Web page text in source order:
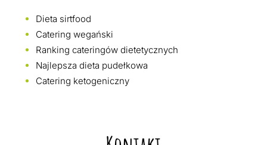
Dieta sirtfood
Catering wegański
Ranking cateringów dietetycznych
Najlepsza dieta pudełkowa
Catering ketogeniczny